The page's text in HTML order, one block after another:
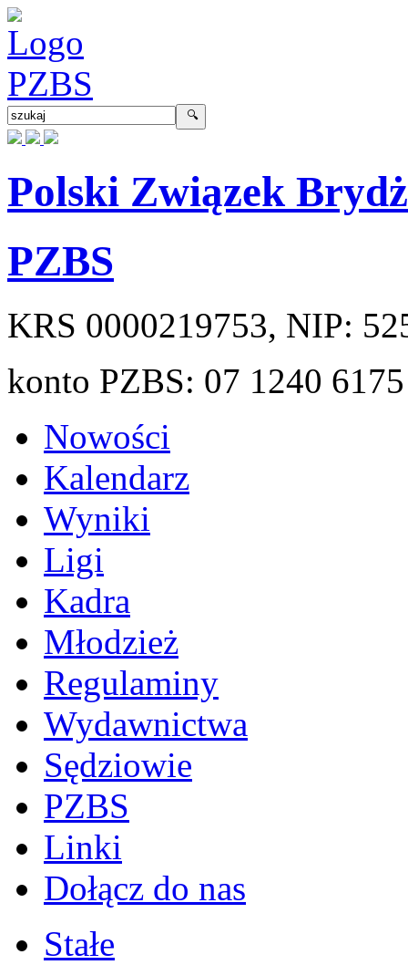
Polski Związek
PZBS
KRS 0000219753, NIP:
konto PZBS: 07 1240
Nowości
Kalendarz
Wyniki
Ligi
Kadra
Młodzież
Regulaminy
Wydawnictwa
Sędziowie
PZBS
Linki
Dołącz do nas
Stałe